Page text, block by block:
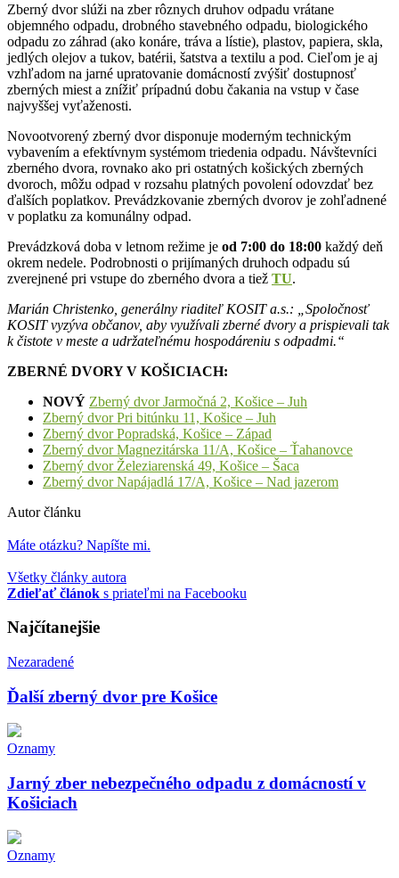
Zberný dvor slúži na zber rôznych druhov odpadu vrátane
objemného odpadu, drobného stavebného odpadu, biologického
odpadu zo záhrad (ako konáre, tráva a lístie), plastov, papiera, skla,
jedlých olejov a tukov, batérii, šatstva a textilu a pod. Cieľom je aj
vzhľadom na jarné upratovanie domácností zvýšiť dostupnosť
zberných miest a znížiť prípadnú dobu čakania na vstup v čase
najvyššej vyťaženosti.
Novootvorený zberný dvor disponuje moderným technickým
vybavením a efektívnym systémom triedenia odpadu. Návštevníci
zberného dvora, rovnako ako pri ostatných košických zberných
dvoroch, môžu odpad v rozsahu platných povolení odovzdať bez
ďalších poplatkov. Prevádzkovanie zberných dvorov je zohľadnené
v poplatku za komunálny odpad.
Prevádzková doba v letnom režime je od 7:00 do 18:00 každý deň
okrem nedele. Podrobnosti o prijímaných druhoch odpadu sú
zverejnené pri vstupe do zberného dvora a tiež TU.
Marián Christenko, generálny riaditeľ KOSIT a.s.: „Spoločnosť
KOSIT vyzýva občanov, aby využívali zberné dvory a prispievali tak
k čistote v meste a udržateľnému hospodáreniu s odpadmi.“
ZBERNÉ DVORY V KOŠICIACH:
NOVÝ Zberný dvor Jarmočná 2, Košice – Juh
Zberný dvor Pri bitúnku 11, Košice – Juh
Zberný dvor Popradská, Košice – Západ
Zberný dvor Magnezitárska 11/A, Košice – Ťahanovce
Zberný dvor Železiarenská 49, Košice – Šaca
Zberný dvor Napájadlá 17/A, Košice – Nad jazerom
Autor článku
Máte otázku? Napíšte mi.
Všetky články autora
Zdieľať článok s priateľmi na Facebooku
Najčítanejšie
Nezaradené
Ďalší zberný dvor pre Košice
Oznamy
Jarný zber nebezpečného odpadu z domácností v
Košiciach
Oznamy